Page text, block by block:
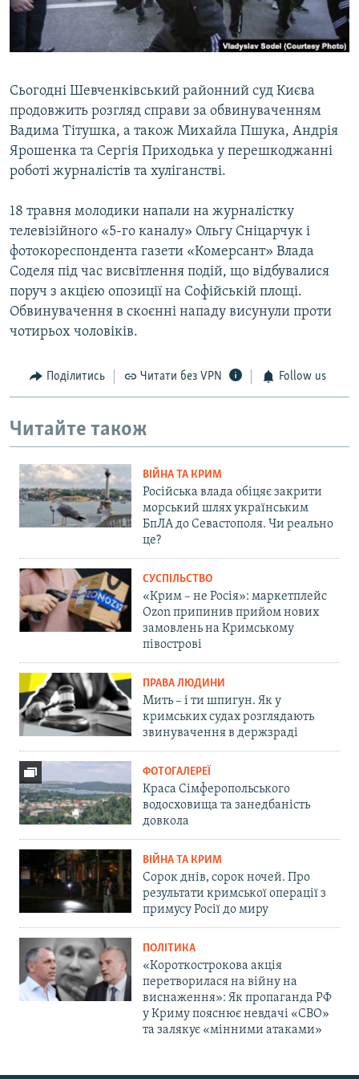
ВІДЕОУРОКИ «ELIFBE»
СВІДЧЕННЯ ОКУПАЦІЇ
Русский
Qırımtatar
ДОЛУЧАЙСЯ!
Усі сайти RFE/RL
Сьогодні Шевченківський районний суд Києва
продовжить розгляд справи за обвинуваченням
Вадима Тітушка, а також Михайла Пшука, Андрія
Ярошенка та Сергія Приходька у перешкоджанні
роботі журналістів та хуліганстві.
18 травня молодики напали на журналістку
телевізійного «5-го каналу» Ольгу Сніцарчук і
фотокореспондента газети «Комерсант» Влада
Соделя під час висвітлення подій, що відбувалися
поруч з акцією опозиції на Софійській площі.
Обвинувачення в скоєнні нападу висунули проти
чотирьох чоловіків.
Поділитись Читати без VPN Follow us
Читайте також
ВІЙНА ТА КРИМ
Російська влада обіцяє закрити
морський шлях українським
БпЛА до Севастополя. Чи реально
це?
СУСПІЛЬСТВО
«Крим – не Росія»: маркетплейс
Ozon припинив прийом нових
замовлень на Кримському
півострові
ПРАВА ЛЮДИНИ
Мить – і ти шпигун. Як у
кримських судах розглядають
звинувачення в держзраді
ФОТОГАЛЕРЕЇ
Краса Сімферопольського
водосховища та занедбаність
довкола
ВІЙНА ТА КРИМ
Сорок днів, сорок ночей. Про
результати кримської операції з
примусу Росії до миру
ПОЛІТИКА
«Короткострокова акція
перетворилася на війну на
виснаження»: Як пропаганда РФ
у Криму пояснює невдачі «СВО»
та залякує «мінними атаками»